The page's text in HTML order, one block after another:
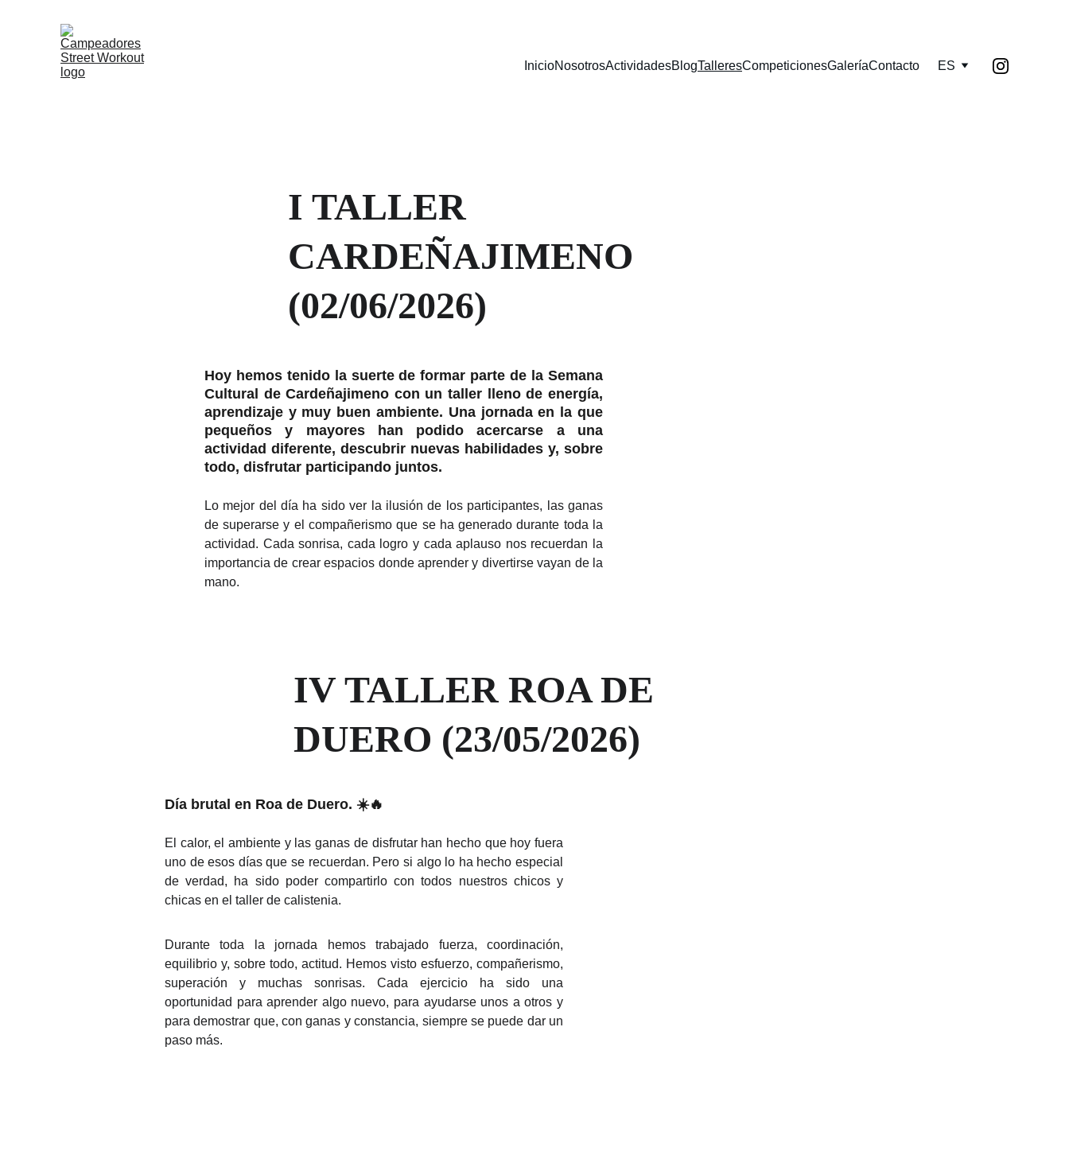
InicioNosotrosActividadesBlogTalleresCompeticionesGaleríaContacto ES
I TALLER
CARDEÑAJIMENO
(02/06/2026)
Hoy hemos tenido la suerte de formar parte de la Semana
Cultural de Cardeñajimeno con un taller lleno de energía,
aprendizaje y muy buen ambiente. Una jornada en la que
pequeños y mayores han podido acercarse a una
actividad diferente, descubrir nuevas habilidades y, sobre
todo, disfrutar participando juntos.
Lo mejor del día ha sido ver la ilusión de los participantes, las ganas
de superarse y el compañerismo que se ha generado durante toda la
actividad. Cada sonrisa, cada logro y cada aplauso nos recuerdan la
importancia de crear espacios donde aprender y divertirse vayan de la
mano.
IV TALLER ROA DE
DUERO (23/05/2026)
Día brutal en Roa de Duero. ☀️🔥
El calor, el ambiente y las ganas de disfrutar han hecho que hoy fuera
uno de esos días que se recuerdan. Pero si algo lo ha hecho especial
de verdad, ha sido poder compartirlo con todos nuestros chicos y
chicas en el taller de calistenia.
Durante toda la jornada hemos trabajado fuerza, coordinación,
equilibrio y, sobre todo, actitud. Hemos visto esfuerzo, compañerismo,
superación y muchas sonrisas. Cada ejercicio ha sido una
oportunidad para aprender algo nuevo, para ayudarse unos a otros y
para demostrar que, con ganas y constancia, siempre se puede dar un
paso más.